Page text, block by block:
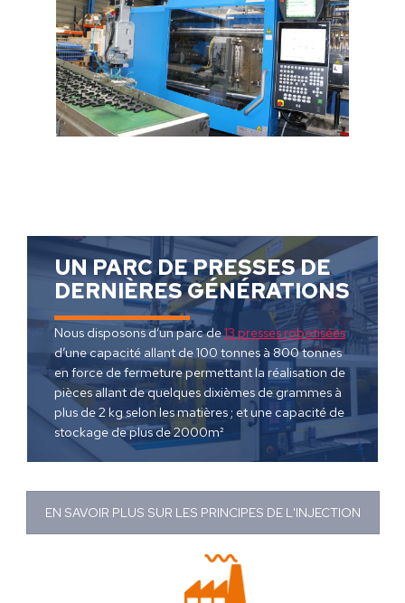
UN PARC DE PRESSES DE
DERNIÈRES GÉNÉRATIONS
Nous disposons d’un parc de13 presses robotisées
d’une capacité allant de 100 tonnes à 800 tonnes
en force de fermeture permettant la réalisation de
pièces allant de quelques dixièmes de grammes à
plus de 2 kg selon les matières ; et une capacité de
stockage de plus de 2000m²
EN SAVOIR PLUS SUR LES PRINCIPES DE L'INJECTION